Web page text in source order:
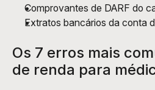
Comprovantes de DARF do
Extratos bancários da conta
Os 7 erros mais
de renda para